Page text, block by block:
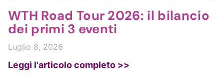
WTH Road Tour 2026: il bilancio
dei primi 3 eventi
Luglio 8, 2026
Leggi l'articolo completo >>